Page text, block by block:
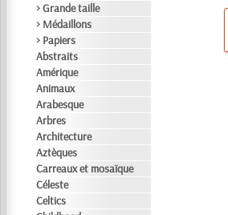
> Grande taille
> Médaillons
> Papiers
Abstraits
Amérique
Animaux
Arabesque
Arbres
Architecture
Aztèques
Carreaux et mosaïque
Céleste
Celtics